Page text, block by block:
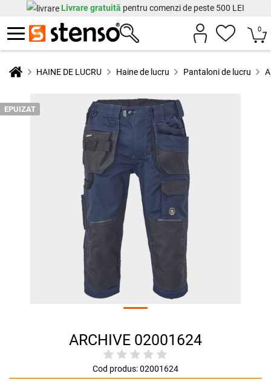
Livrare gratuită pentru comenzi de peste 500 LEI
0
HAINE DE LUCRU Haine de lucru Pantaloni de lucru
EPUIZAT
ARCHIVE 02001624
Cod produs:02001624